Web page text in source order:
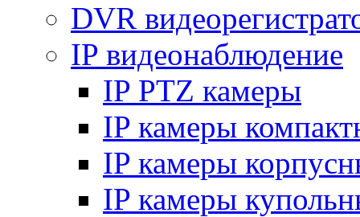
DVR
IP видеонаблюдение
IP PTZ камеры
IP камеры
IP камеры
IP камеры